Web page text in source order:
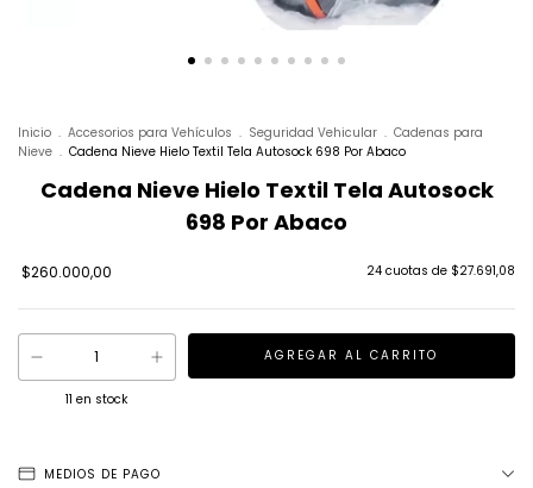
Inicio . Accesorios para Vehículos . Seguridad Vehicular . Cadenas para
Nieve . Cadena Nieve Hielo Textil Tela Autosock 698 Por Abaco
Cadena Nieve Hielo Textil Tela Autosock
698 Por Abaco
$260.000,00 24 cuotas de $27.691,08
11 en stock
MEDIOS DE PAGO